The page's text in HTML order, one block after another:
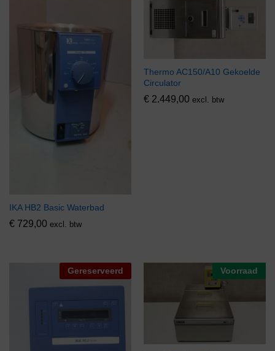
IKA HB2 Basic Waterbad
€ 729,00 excl. btw
Thermo AC150/A10 Gekoelde
Circulator
€ 2.449,00 excl. btw
Gereserveerd Voorraad